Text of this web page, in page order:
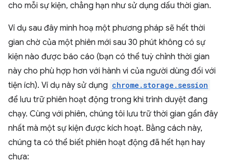
cho mỗi sự kiện, chẳng hạn như sử dụng dấu thời gian.
Ví dụ sau đây minh hoạ một phương pháp sẽ hết thời
gian chờ của một phiên mới sau 30 phút không có sự
kiện nào được báo cáo (bạn có thể tuỳ chỉnh thời gian
này cho phù hợp hơn với hành vi của người dùng đối với
tiện ích). Ví dụ này sử dụng chrome.storage.session
để lưu trữ phiên hoạt động trong khi trình duyệt đang
chạy. Cùng với phiên, chúng tôi lưu trữ thời gian gần đây
nhất mà một sự kiện được kích hoạt. Bằng cách này,
chúng ta có thể biết phiên hoạt động đã hết hạn hay
chưa: